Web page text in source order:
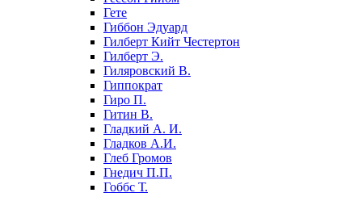
Гете
Гиббон Эдуард
Гилберт Кийт Честертон
Гилберт Э.
Гиляровский В.
Гиппократ
Гиро П.
Гитин В.
Гладкий А. И.
Гладков А.И.
Глеб Громов
Гнедич П.П.
Гоббс Т.